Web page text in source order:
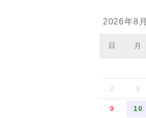
2026年8月
日 月
2 3
9 10